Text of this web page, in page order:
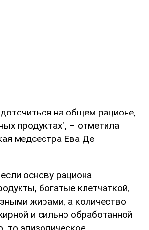
на общем рационе,
продуктах", – отметила
медсестра Ева Де
основу рациона
богатые клетчаткой,
жирами, а количество
и сильно обработанной
то эпизодическое